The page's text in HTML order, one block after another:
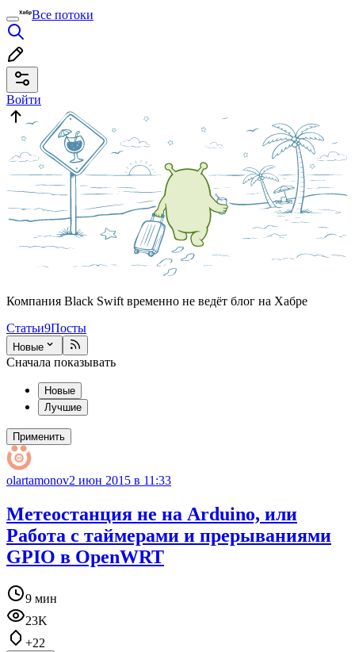
Все потоки
Войти
Компания Black Swift временно не ведёт блог на Хабре
Статьи9Посты
Новые
Сначала показывать
Новые
Лучшие
Применить
olartamonov2 июн 2015 в 11:33
Метеостанция не на Arduino, или
Работа с таймерами и прерываниями
GPIO в OpenWRT
9 мин
23K
+22